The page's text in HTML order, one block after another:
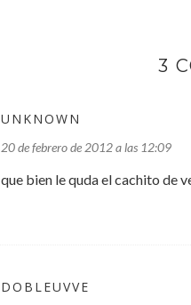
3
UNKNOWN
20 de febrero de 2012 a las 12:09
que bien le quda el cachito de
DOBLEUVVE